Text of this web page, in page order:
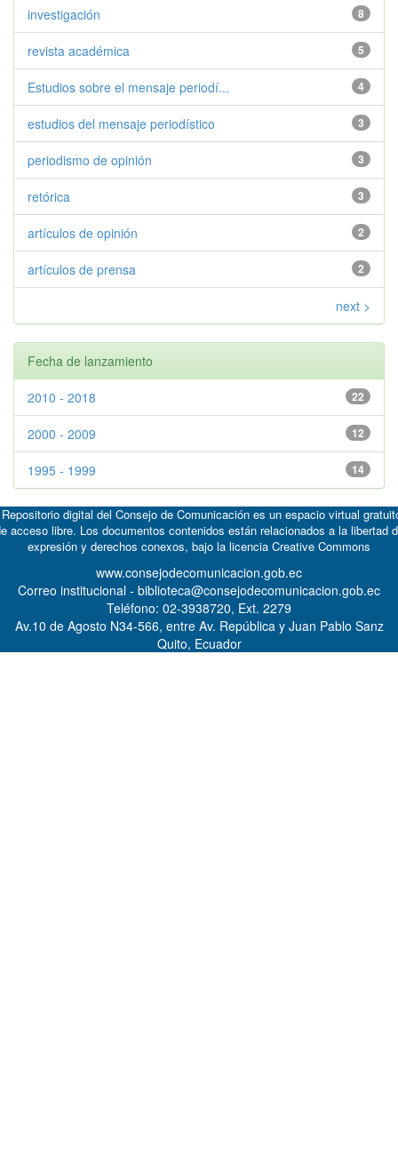
8
investigación
5
revista académica
4
Estudios sobre el mensaje periodí...
3
estudios del mensaje periodístico
3
periodismo de opinión
3
retórica
2
artículos de opinión
2
artículos de prensa
next >
Fecha de lanzamiento
22
2010 - 2018
12
2000 - 2009
14
1995 - 1999
digital del Consejo de Comunicación es un espacio virtual
acceso libre. Los documentos contenidos están relacionados a la libertad
expresión y derechos conexos, bajo la licencia Creative Commons
www.consejodecomunicacion.gob.ec
Correo institucional - biblioteca@consejodecomunicacion.gob.ec
Teléfono: 02-3938720, Ext. 2279
Av.10 de Agosto N34-566, entre Av. República y Juan Pablo Sanz
Quito, Ecuador